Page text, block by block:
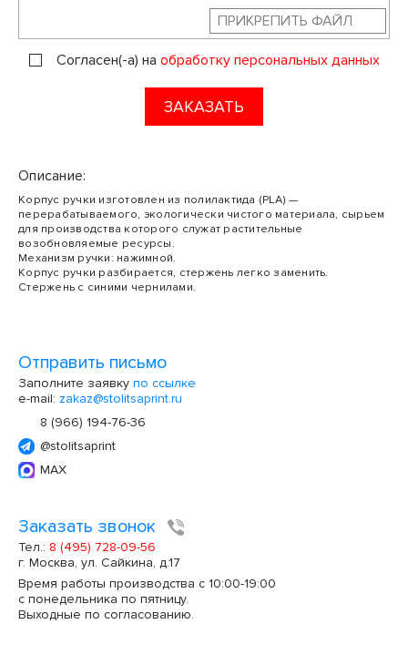
ПРИКРЕПИТЬ ФАЙЛ
Согласен(-а) на обработку персональных данных
ЗАКАЗАТЬ
Описание:
Корпус ручки изготовлен из полилактида (PLA) —
перерабатываемого, экологически чистого материала, сырьем
для производства которого служат растительные
возобновляемые ресурсы.
Механизм ручки: нажимной.
Корпус ручки разбирается, стержень легко заменить.
Стержень с синими чернилами.
Отправить письмо
Заполните заявку по ссылке
e-mail: zakaz@stolitsaprint.ru
8 (966) 194-76-36
@stolitsaprint
MAX
Заказать звонок
Тел.: 8 (495) 728-09-56
г. Москва, ул. Сайкина, д.17
Время работы производства с 10:00-19:00
с понедельника по пятницу.
Выходные по согласованию.